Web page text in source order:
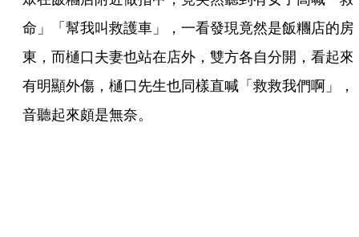
命」「幫我叫救護車」，一看發現竟然是飯糰店的房
東，而樋口夫妻也站在店外，雙方各自分開，看起來
有明顯外傷，樋口先生也同樣直喊「救救我們啊」，
音聽起來頗是無奈。